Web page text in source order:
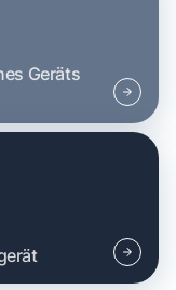
Geräts